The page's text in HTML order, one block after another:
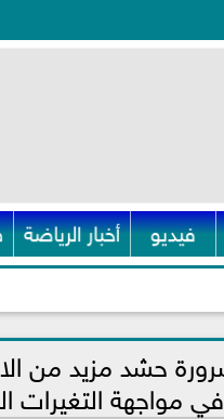
فيديو أخبار الرياضة
حشد مزيد من
في مواجهة التغيرات